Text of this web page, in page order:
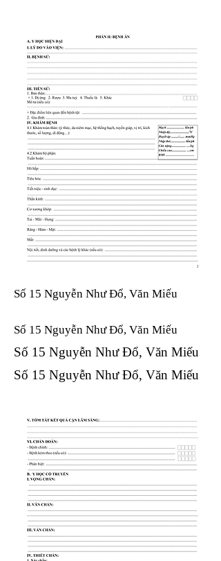
Số 15 Nguyễn Như Đổ, Văn Miếu
Số 15 Nguyễn Như Đổ, Văn Miếu​​​​
Số 15 Nguyễn Như Đổ, Văn Miếu​​​​
Số 15 Nguyễn Như Đổ, Văn Miếu​​​​